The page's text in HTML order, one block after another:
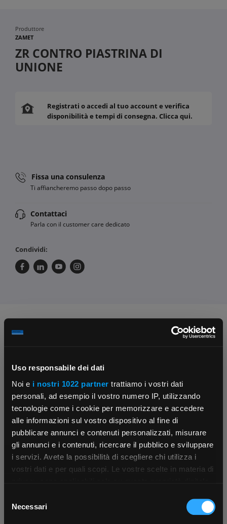
Uso responsabile dei dati
Noi e i nostri 1022 partner trattiamo i vostri dati
personali, ad esempio il vostro numero IP, utilizzando
tecnologie come i cookie per memorizzare e accedere
alle informazioni sul vostro dispositivo al fine di
pubblicare annunci e contenuti personalizzati, misurare
gli annunci e i contenuti, ricercare il pubblico e sviluppare
i servizi. Avete la possibilità di scegliere chi utilizza i
vostri dati e per quali scopi. Le vostre scelte in materia di
modificare o revocare il proprio consenso in qualsiasi
momento dalla Dichiarazione sui cookie o facendo clic
delNecessari
×
App Rexel Italia
Produttore
ZAMET
ZR CONTRO PIASTRINA DI
UNIONE
Registrati o accedi al tuo account e verifica
disponibilità e tempi di consegna. Clicca qui.
Fissa una consulenza
Ti affiancheremo passo dopo passo
Contattaci
Parla con il customer care dedicato
Condividi:
Chiedi ai nostri tecnici
Parla con il customer care dedicato Ti affiancheremo passo dopo passo